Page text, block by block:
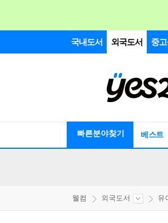
국내도서 외국도서 중
빠른분야찾기 베스트
웰컴 외국도서 유